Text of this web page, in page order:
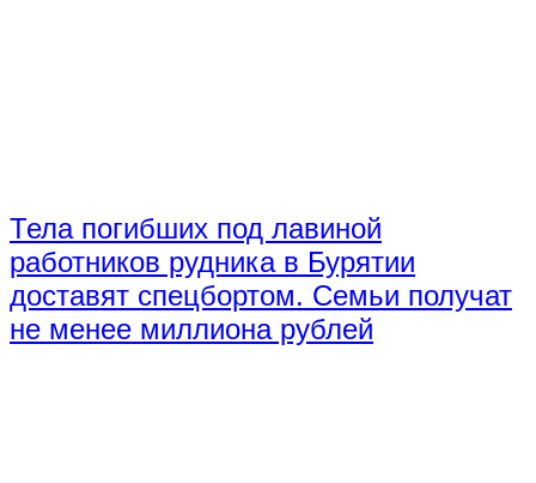
Тела погибших под лавиной
работников рудника в Бурятии
доставят спецбортом. Семьи получат
не менее миллиона рублей